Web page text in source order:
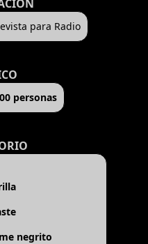
para Radio
personas
negrito